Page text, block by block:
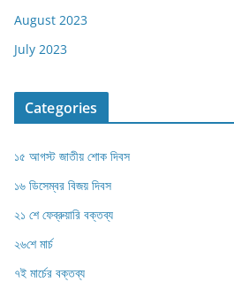
August 2023
July 2023
Categories
১৫ আগস্ট জাতীয় শোক দিবস
১৬ ডিসেম্বর বিজয় দিবস
২১ শে ফেব্রুয়ারি বক্তব্য
২৬শে মার্চ
৭ই মার্চের বক্তব্য